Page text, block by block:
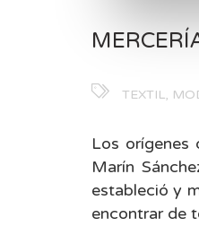
TEXTIL,
Los orígenes
Marín
estableció y
encontrar de